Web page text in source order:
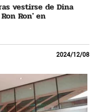
vestirse de Dina
Ron' en
2024/12/08